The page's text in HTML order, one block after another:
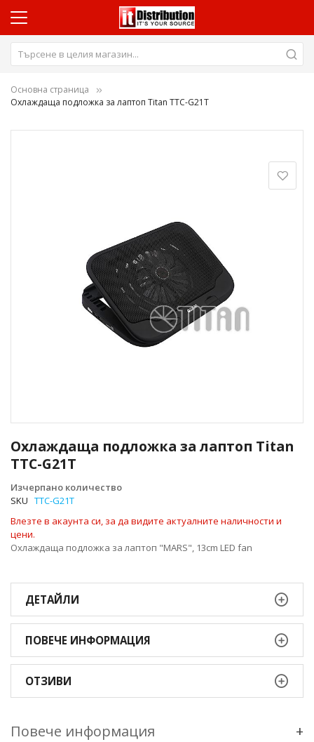
Основна страница
Охлаждаща подложка за лаптоп Titan TTC-G21T
Охлаждаща подложка за лаптоп Titan
TTC-G21T
Изчерпано количество
SKU TTC-G21T
Влезте в акаунта си, за да видите актуалните наличности и
цени.
Охлаждаща подложка за лаптоп "MARS", 13cm LED fan
към
началото
на
галерия
със
ДЕТАЙЛИ
ПОВЕЧЕ ИНФОРМАЦИЯ
ОТЗИВИ
Повече информация +